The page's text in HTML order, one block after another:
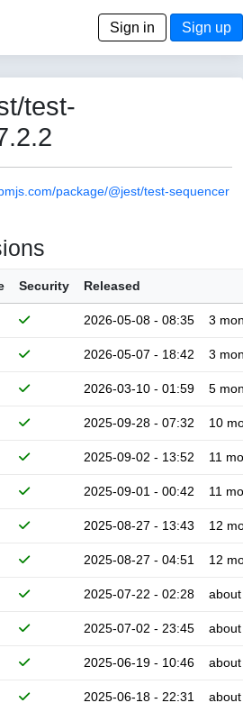
Sign in Sign up
test-
package/@jest/test-sequencer
Security Released
2026-05-08 - 08:35 3
2026-05-07 - 18:42 3
2026-03-10 - 01:59 5
2025-09-28 - 07:32 10
2025-09-02 - 13:52 11
2025-09-01 - 00:42 11
2025-08-27 - 13:43 12
2025-08-27 - 04:51 12
2025-07-22 - 02:28
2025-07-02 - 23:45
2025-06-19 - 10:46
2025-06-18 - 22:31